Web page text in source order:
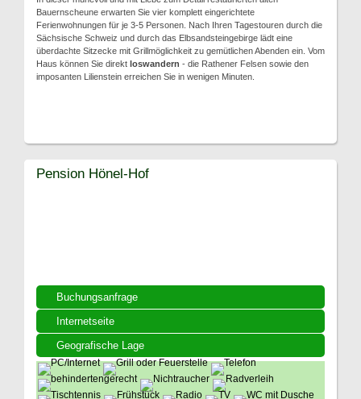
Bauernscheune erwarten Sie vier komplett eingerichtete
Ferienwohnungen für je 3-5 Personen. Nach Ihren Tagestouren durch die
Sächsische Schweiz und durch das Elbsandsteingebirge lädt eine
überdachte Sitzecke mit Grillmöglichkeit zu gemütlichen Abenden ein. Vom
Haus können Sie direkt loswandern - die Rathener Felsen sowie den
imposanten Lilienstein erreichen Sie in wenigen Minuten.
Buchungsanfrage
Internetseite
Geografische Lage
Pension Hönel-Hof